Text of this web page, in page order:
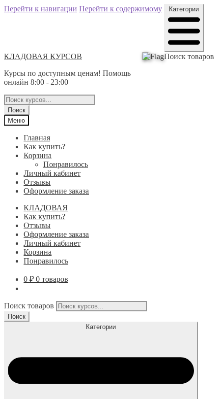
Перейти к навигации Перейти к содержимому
КЛАДОВАЯ КУРСОВ
Курсы по доступным ценам! Помощь
онлайн 8:00 - 23:00
Категории
Поиск товаров
Поиск
Меню
Главная
Как купить?
Корзина
Понравилось
Личный кабинет
Отзывы
Оформление заказа
КЛАДОВАЯ
Как купить?
Отзывы
Оформление заказа
Личный кабинет
Корзина
Понравилось
0 ₽ 0 товаров
Поиск товаров
Поиск
Категории